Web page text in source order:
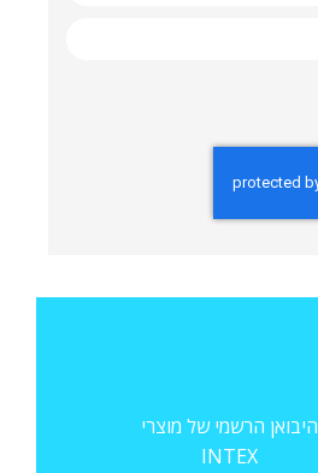
היבואן הרשמי של מוצרי
INTEX